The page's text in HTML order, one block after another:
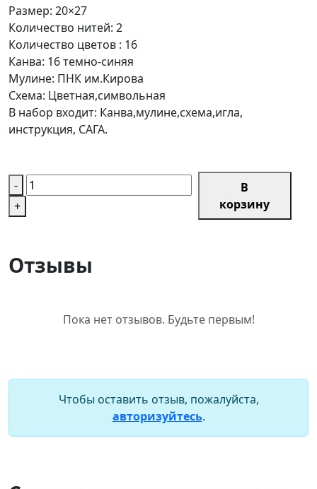
Размер: 20×27
Количество нитей: 2
Количество цветов : 16
Канва: 16 темно-синяя
Мулине: ПНК им.Кирова
Схема: Цветная,символьная
В набор входит: Канва,мулине,схема,игла,
инструкция, САГА.
-
+
В
корзину
Отзывы
Пока нет отзывов. Будьте первым!
Чтобы оставить отзыв, пожалуйста,
авторизуйтесь.